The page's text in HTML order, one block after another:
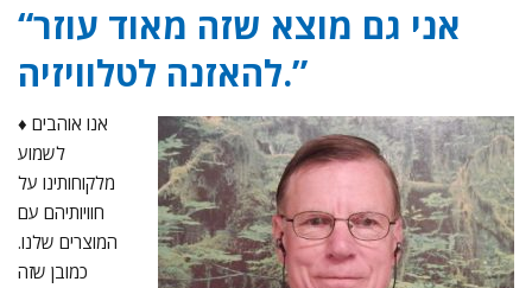
“אני גם מוצא שזה מאוד עוזר
להאזנה לטלוויזיה.”
♦ אנו אוהבים
לשמוע
מלקוחותינו על
חוויותיהם עם
המוצרים שלנו.
כמובן שזה